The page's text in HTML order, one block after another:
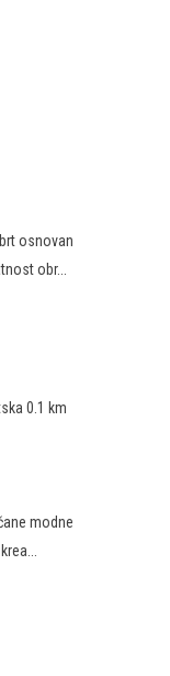
osnovan
obr...
0.1 km
modne